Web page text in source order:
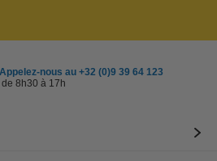
nous au +32 (0)9 39 64 123
8h30 à 17h